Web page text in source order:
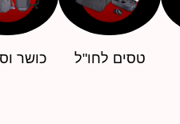
טסים לחו"ל
כושר